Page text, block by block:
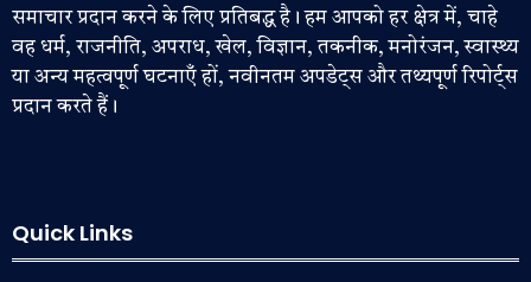
समाचार प्रदान करने के लिए प्रतिबद्ध है। हम आपको हर क्षेत्र में, चाहे
वह धर्म, राजनीति, अपराध, खेल, विज्ञान, तकनीक, मनोरंजन, स्वास्थ्य
या अन्य महत्वपूर्ण घटनाएँ हों, नवीनतम अपडेट्स और तथ्यपूर्ण रिपोर्ट्स
प्रदान करते हैं।
Quick Links